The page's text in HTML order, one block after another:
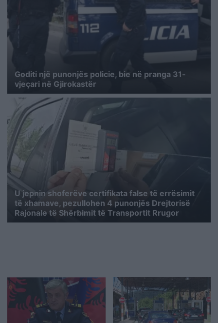
Goditi një punonjës policie, bie në pranga 31-
vjeçari në Gjirokastër
U jepnin shoferëve certifikata false të errësimit
të xhamave, pezullohen 4 punonjës Drejtorisë
Rajonale të Shërbimit të Transportit Rrugor